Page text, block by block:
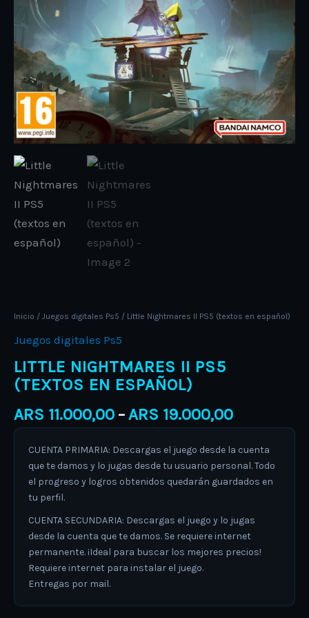
Inicio / Juegos digitales Ps5 / Little Nightmares II PS5 (textos en español)
Juegos digitales Ps5
LITTLE NIGHTMARES II PS5
(TEXTOS EN ESPAÑOL)
ARS 11.000,00 –ARS 19.000,00
CUENTA PRIMARIA: Descargas el juego desde la cuenta
que te damos y lo jugas desde tu usuario personal. Todo
el progreso y logros obtenidos quedarán guardados en
tu perfil.
CUENTA SECUNDARIA: Descargas el juego y lo jugas
desde la cuenta que te damos. Se requiere internet
permanente. ¡Ideal para buscar los mejores precios!
Requiere internet para instalar el juego.
Entregas por mail.